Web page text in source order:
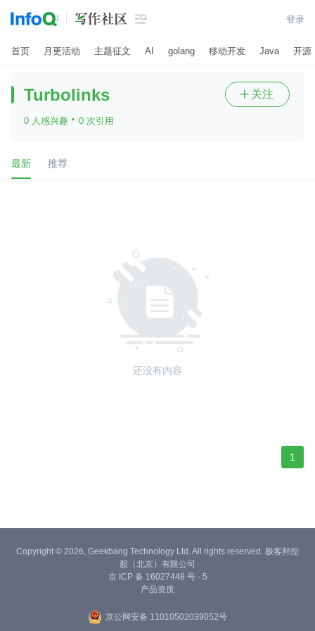
 登录
首页 月更活动 主题征文 AI golang 移动开发 Java 开源
Turbolinks
0 人感兴趣 · 0 次引用
 关注
最新 推荐
还没有内容
1
Copyright © 2026, Geekbang Technology Ltd. All rights reserved. 极客邦控
股（北京）有限公司
京 ICP 备 16027448 号 - 5
产品资质
京公网安备 11010502039052号